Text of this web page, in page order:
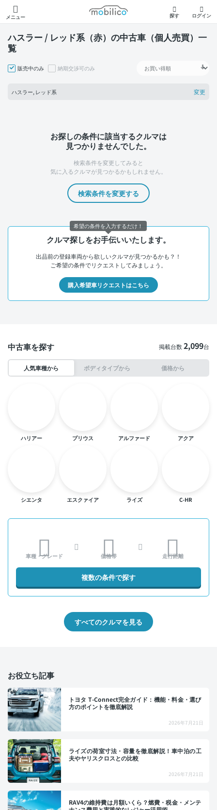
メニュー
モビリコ
探す ログイン
ハスラー / レッド系（赤）の中古車（個人売買）一
覧
販売中のみ 納期交渉可のみ
ハスラー, レッド系 変更
お探しの条件に該当するクルマは
見つかりませんでした。
検索条件を変更してみると
気に入るクルマが見つかるかもしれません。
検索条件を変更する
クルマ探しをお手伝いいたします。
出品前の登録車両から欲しいクルマが見つかるかも？！
ご希望の条件でリクエストしてみましょう。
購入希望車リクエストはこちら
中古車を探す 掲載台数2,099台
人気車種から ボディタイプから 価格から
ハリアー プリウス アルファード アクア
シエンタ エスクァイア ライズ C-HR
車種・グレード 価格帯 走行距離
複数の条件で探す
すべてのクルマを見る
お役立ち記事
トヨタ T-Connect完全ガイド：機能・料金・選び
方のポイントを徹底解説
2026年7月21日
ライズの荷室寸法・容量を徹底解説！車中泊の工
夫やヤリスクロスとの比較
2026年7月21日
RAV4の維持費は月額いくら？燃費・税金・メンテ
希望の条件を入力するだけ！